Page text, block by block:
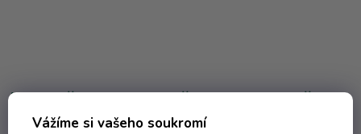
Vážíme si vašeho soukromí
Jak pečovat o demižon, aby vydržel
roky